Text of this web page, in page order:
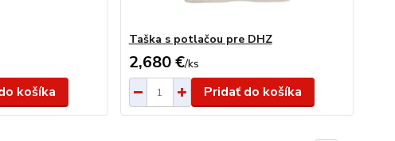
košíka
Taška s potlačou pre DHZ
2,680 €/ks
Pridať do košíka